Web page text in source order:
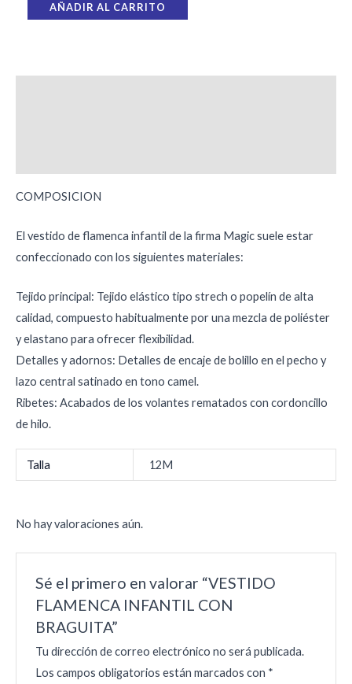
AÑADIR AL CARRITO
COMPOSICION
El vestido de flamenca infantil de la firma Magic suele estar
confeccionado con los siguientes materiales:
Tejido principal: Tejido elástico tipo strech o popelín de alta
calidad, compuesto habitualmente por una mezcla de poliéster
y elastano para ofrecer flexibilidad.
Detalles y adornos: Detalles de encaje de bolillo en el pecho y
lazo central satinado en tono camel.
Ribetes: Acabados de los volantes rematados con cordoncillo
de hilo.
Talla 12M
No hay valoraciones aún.
Sé el primero en valorar “VESTIDO
FLAMENCA INFANTIL CON
BRAGUITA”
Tu dirección de correo electrónico no será publicada.
Los campos obligatorios están marcados con *